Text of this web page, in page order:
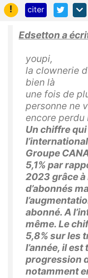
!
citer
Edsetton a
youpi,
la clownerie
bien là
une fois de
personne ne
encore
Un chiffre
Groupe
5,1% par
2023 grâce à
d’abonnés
abonné. A
même. Le
5,8% sur les
l’année, il
progression
notamment